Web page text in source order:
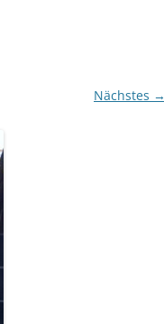
Nächstes →